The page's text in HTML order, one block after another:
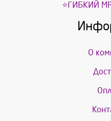
⭐ГИБКИЙ
О